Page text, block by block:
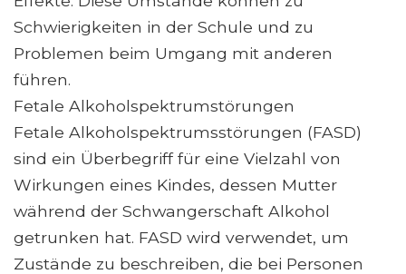
Schwierigkeiten in der Schule und zu
Problemen beim Umgang mit anderen
führen.
Fetale Alkoholspektrumstörungen
Fetale Alkoholspektrumsstörungen (FASD)
sind ein Überbegriff für eine Vielzahl von
Wirkungen eines Kindes, dessen Mutter
während der Schwangerschaft Alkohol
getrunken hat. FASD wird verwendet, um
Zustände zu beschreiben, die bei Personen